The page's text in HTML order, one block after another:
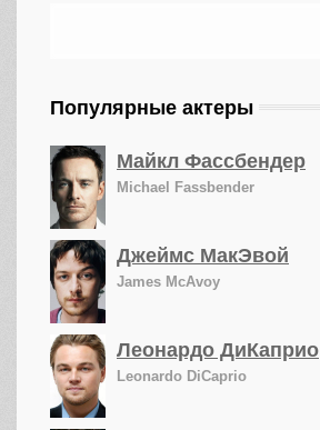
Популярные актеры
Майкл Фассбендер
Michael Fassbender
Джеймс МакЭвой
James McAvoy
Леонардо ДиКаприо
Leonardo DiCaprio